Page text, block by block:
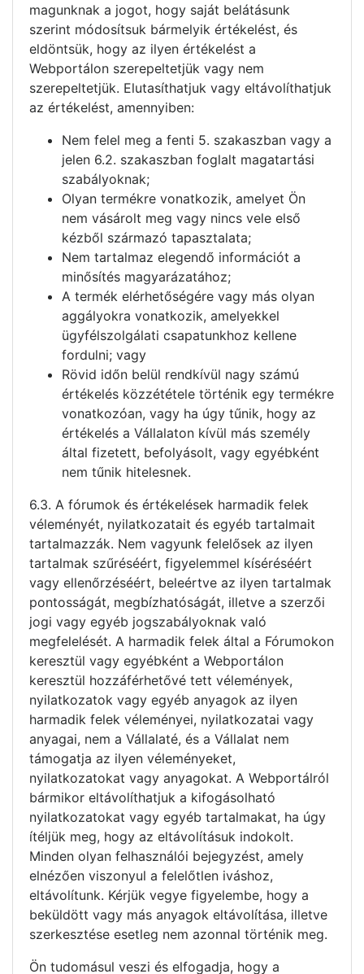
magunknak a jogot, hogy saját belátásunk
szerint módosítsuk bármelyik értékelést, és
eldöntsük, hogy az ilyen értékelést a
Webportálon szerepeltetjük vagy nem
szerepeltetjük. Elutasíthatjuk vagy eltávolíthatjuk
az értékelést, amennyiben:
Nem felel meg a fenti 5. szakaszban vagy a
jelen 6.2. szakaszban foglalt magatartási
szabályoknak;
Olyan termékre vonatkozik, amelyet Ön
nem vásárolt meg vagy nincs vele első
kézből származó tapasztalata;
Nem tartalmaz elegendő információt a
minősítés magyarázatához;
A termék elérhetőségére vagy más olyan
aggályokra vonatkozik, amelyekkel
ügyfélszolgálati csapatunkhoz kellene
fordulni; vagy
Rövid időn belül rendkívül nagy számú
értékelés közzététele történik egy termékre
vonatkozóan, vagy ha úgy tűnik, hogy az
értékelés a Vállalaton kívül más személy
által fizetett, befolyásolt, vagy egyébként
nem tűnik hitelesnek.
6.3. A fórumok és értékelések harmadik felek
véleményét, nyilatkozatait és egyéb tartalmait
tartalmazzák. Nem vagyunk felelősek az ilyen
tartalmak szűréséért, figyelemmel kíséréséért
vagy ellenőrzéséért, beleértve az ilyen tartalmak
pontosságát, megbízhatóságát, illetve a szerzői
jogi vagy egyéb jogszabályoknak való
megfelelését. A harmadik felek által a Fórumokon
keresztül vagy egyébként a Webportálon
keresztül hozzáférhetővé tett vélemények,
nyilatkozatok vagy egyéb anyagok az ilyen
harmadik felek véleményei, nyilatkozatai vagy
anyagai, nem a Vállalaté, és a Vállalat nem
támogatja az ilyen véleményeket,
nyilatkozatokat vagy anyagokat. A Webportálról
bármikor eltávolíthatjuk a kifogásolható
nyilatkozatokat vagy egyéb tartalmakat, ha úgy
ítéljük meg, hogy az eltávolításuk indokolt.
Minden olyan felhasználói bejegyzést, amely
elnézően viszonyul a felelőtlen iváshoz,
eltávolítunk. Kérjük vegye figyelembe, hogy a
beküldött vagy más anyagok eltávolítása, illetve
szerkesztése esetleg nem azonnal történik meg.
Ön tudomásul veszi és elfogadja, hogy a